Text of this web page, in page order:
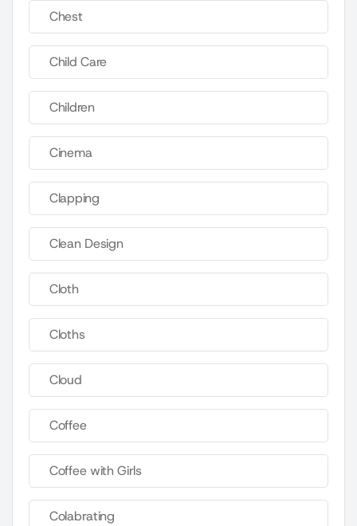
Chest
Child Care
Children
Cinema
Clapping
Clean Design
Cloth
Cloths
Cloud
Coffee
Coffee with Girls
Colabrating